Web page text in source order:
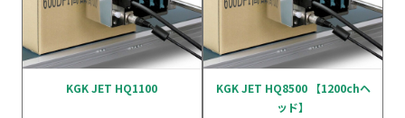
KGK JET HQ1100
KGK JET HQ8500 【1200chヘ
ッド】